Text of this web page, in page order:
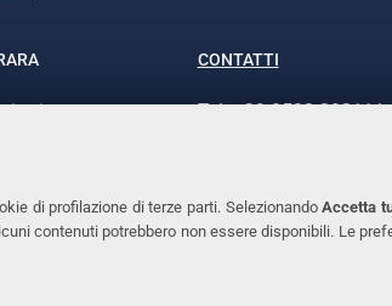
di profilazione di terze parti. SelezionandoAccetta
contenuti potrebbero non essere disponibili. Le
CONTATTI
Tel. +39 0532 293111